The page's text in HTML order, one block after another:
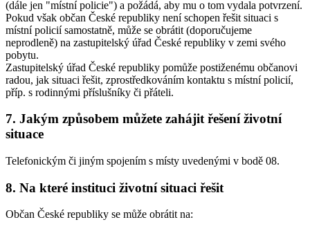
(dále jen "místní policie") a požádá, aby mu o tom vydala potvrzení.
Pokud však občan České republiky není schopen řešit situaci s
místní policií samostatně, může se obrátit (doporučujeme
neprodleně) na zastupitelský úřad České republiky v zemi svého
pobytu.
Zastupitelský úřad České republiky pomůže postiženému občanovi
radou, jak situaci řešit, zprostředkováním kontaktu s místní policií,
příp. s rodinnými příslušníky či přáteli.
7. Jakým způsobem můžete zahájit řešení životní
situace
Telefonickým či jiným spojením s místy uvedenými v bodě 08.
8. Na které instituci životní situaci řešit
Občan České republiky se může obrátit na: